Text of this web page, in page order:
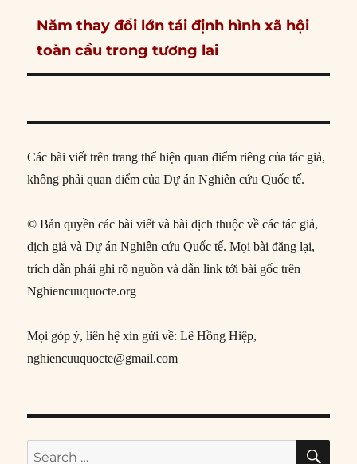
Next
post:
Năm thay đổi lớn tái định hình xã hội
toàn cầu trong tương lai
Các bài viết trên trang thể hiện quan điểm riêng của tác giả,
không phải quan điểm của Dự án Nghiên cứu Quốc tế.
© Bản quyền các bài viết và bài dịch thuộc về các tác giả,
dịch giả và Dự án Nghiên cứu Quốc tế. Mọi bài đăng lại,
trích dẫn phải ghi rõ nguồn và dẫn link tới bài gốc trên
Nghiencuuquocte.org
Mọi góp ý, liên hệ xin gửi về: Lê Hồng Hiệp,
nghiencuuquocte@gmail.com
Search